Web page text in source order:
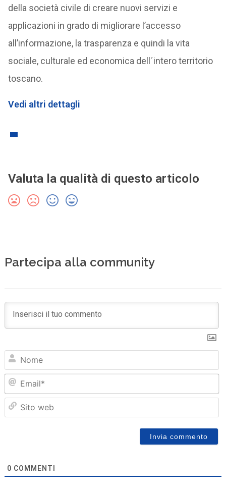
della società civile di creare nuovi servizi e
applicazioni in grado di migliorare l’accesso
all’informazione, la trasparenza e quindi la vita
sociale, culturale ed economica dell´intero territorio
toscano.
Vedi altri dettagli
Valuta la qualità di questo articolo
Partecipa alla community
0 COMMENTI